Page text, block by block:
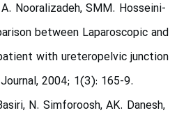
Nooralizadeh, SMM. Hosseini-
between Laparoscopic and
with ureteropelvic junction
2004; 1(3): 165-9.
N. Simforoosh, AK. Danesh,